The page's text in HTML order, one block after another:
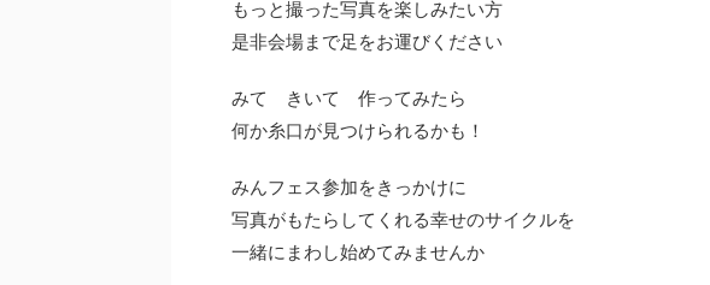
もっと撮った写真を楽しみたい方
是非会場まで足をお運びください
みて きいて 作ってみたら
何か糸口が見つけられるかも！
みんフェス参加をきっかけに
写真がもたらしてくれる幸せのサイクルを
一緒にまわし始めてみませんか